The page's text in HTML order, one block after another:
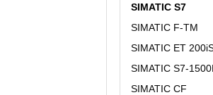
SIMATIC S7
SIMATIC F-TM
SIMATIC ET
SIMATIC S7-
SIMATIC CF